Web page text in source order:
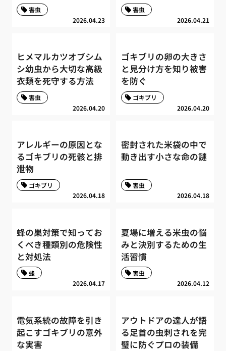
2026.04.23
害虫
2026.04.21
害虫
ヒメマルカツオブシム
シ幼虫から大切な高級
衣類を死守する方法
2026.04.20
害虫
ゴキブリの卵の大きさ
と見分け方を知り被害
を防ぐ
2026.04.20
ゴキブリ
アレルギーの原因とな
るゴキブリの死骸と排
泄物
2026.04.18
ゴキブリ
密封された米袋の中で
動き出す小さな命の謎
2026.04.18
害虫
蜂の巣対策で知ってお
くべき種類別の危険性
と対処法
2026.04.17
蜂
夏場に増える米虫の悩
みと決別するための生
活習慣
2026.04.12
害虫
電気系統の故障を引き
起こすゴキブリの意外
な実害
アウトドアの達人が語
る足首の虫刺されを完
璧に防ぐプロの装備